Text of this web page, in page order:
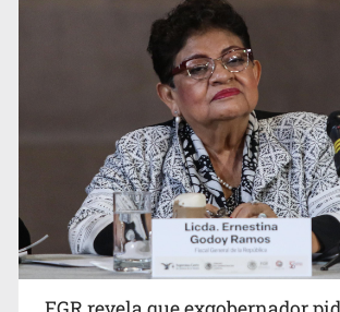
Jalisco mantiene la búsqueda de 21
desaparecidos durante julio